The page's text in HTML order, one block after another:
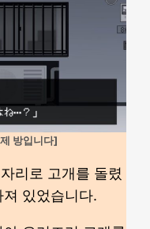
방입니다]
리로 고개를 돌렸
있었습니다.